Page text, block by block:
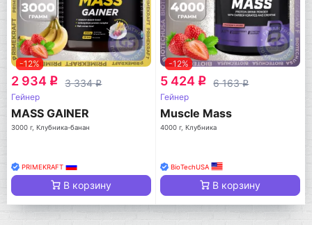
-12%
2 934 q 3 334q
Гейнер
MASS GAINER
3000 г, Клубника-банан
PRIMEKRAFT
В корзину
-12%
5 424 q 6 163q
Гейнер
Muscle Mass
4000 г, Клубника
BioTechUSA
В корзину